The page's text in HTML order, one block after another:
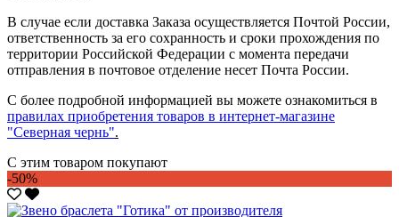
В случае если доставка Заказа осуществляется Почтой России,
ответственность за его сохранность и сроки прохождения по
территории Российской Федерации с момента передачи
отправления в почтовое отделение несет Почта России.
С более подробной информацией вы можете ознакомиться в
правилах приобретения товаров в интернет-магазине
"Северная чернь".
С этим товаром покупают
-50%